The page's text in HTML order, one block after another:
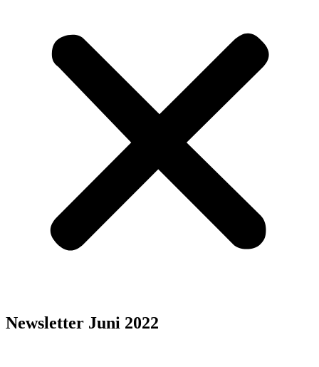
Newsletter Juni 2022